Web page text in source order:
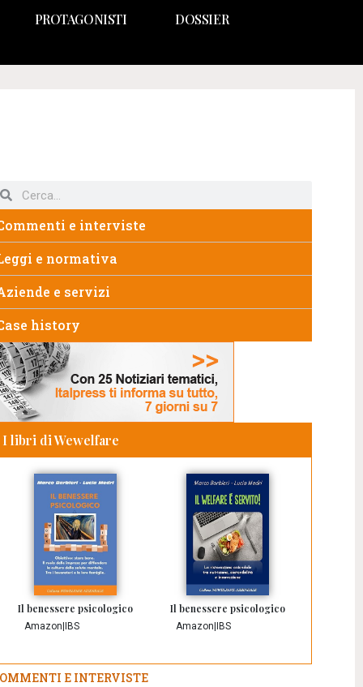
PROTAGONISTI DOSSIER
e interviste
e normativa
e servizi
history
I libri di Wewelfare
Il benessere psicologico
Amazon IBS
Il benessere psicologico
Amazon IBS
E INTERVISTE